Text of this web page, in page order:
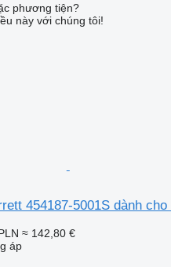
phương tiện?
này với chúng tôi!
454187-5001S dành
≈ 142,80 €
áp